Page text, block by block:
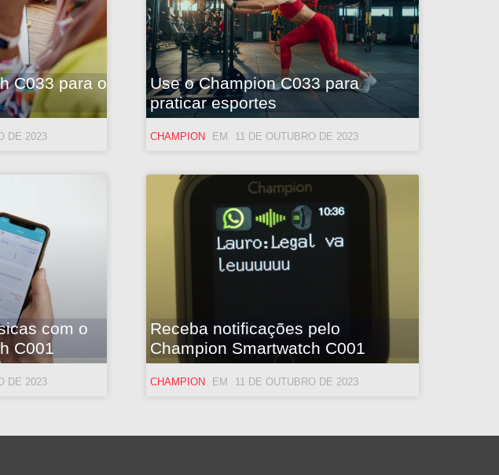
C033 para o
DE 2023
Use o Champion C033 para
praticar esportes
CHAMPION 11 DE OUTUBRO DE 2023
com o
C001
DE 2023
Receba notificações pelo
Champion Smartwatch C001
CHAMPION 11 DE OUTUBRO DE 2023